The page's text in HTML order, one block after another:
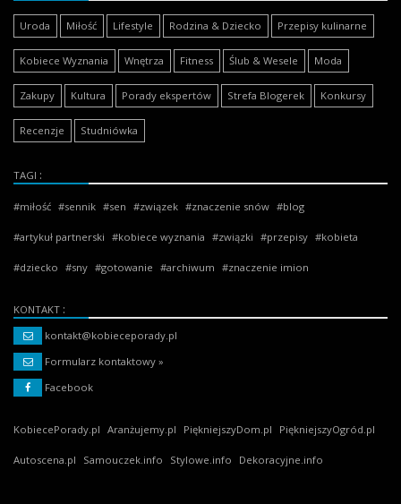
Uroda Miłość Lifestyle Rodzina & Dziecko Przepisy kulinarne
Kobiece Wyznania Wnętrza Fitness Ślub & Wesele Moda
Zakupy Kultura Porady ekspertów Strefa Blogerek Konkursy
Recenzje Studniówka
TAGI
miłość sennik sen związek znaczenie snów blog
artykuł partnerski kobiece wyznania związki przepisy kobieta
dziecko sny gotowanie archiwum znaczenie imion
KONTAKT
kontakt@kobieceporady.pl
Formularz kontaktowy »
Facebook
KobiecePorady.pl Aranżujemy.pl PiękniejszyDom.pl PiękniejszyOgród.pl
Autoscena.pl Samouczek.info Stylowe.info Dekoracyjne.info